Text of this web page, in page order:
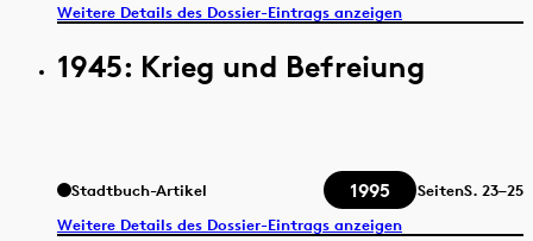
Weitere Details des Dossier-Eintrags anzeigen
1945: Krieg und Befreiung
Stadtbuch-Artikel 1995 SeitenS. 23–25
Weitere Details des Dossier-Eintrags anzeigen